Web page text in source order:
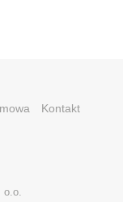
Kontakt
o.o.